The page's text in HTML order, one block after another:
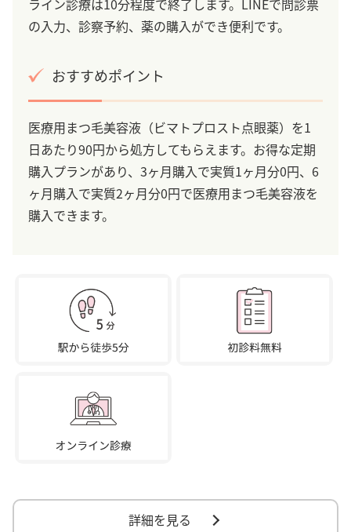
ライン診療は10分程度で終了します。LINEで問診票
の入力、診察予約、薬の購入ができ便利です。
おすすめポイント
医療用まつ毛美容液（ビマトプロスト点眼薬）を1
日あたり90円から処方してもらえます。お得な定期
購入プランがあり、3ヶ月購入で実質1ヶ月分0円、6
ヶ月購入で実質2ヶ月分0円で医療用まつ毛美容液を
購入できます。
詳細を見る